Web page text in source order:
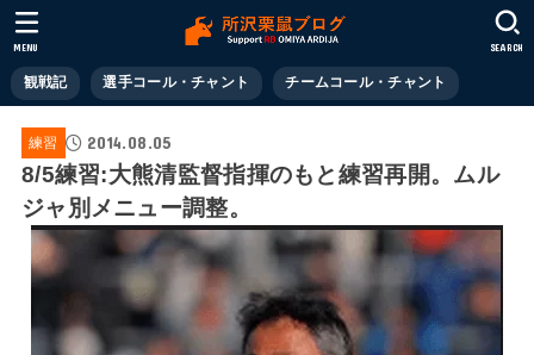
観戦記 選手コール・チャント チームコール・チャント
SEARCH
MENU
練習 2014.08.05
8/5練習:大熊清監督指揮のもと練習再開。ムル
ジャ別メニュー調整。